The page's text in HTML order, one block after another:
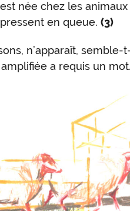
née chez les animaux
en queue.(3)
n’apparaît, semble-
a requis un mot.